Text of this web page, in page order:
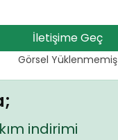
İletişime Geç
Görsel Yüklenmemiş
indirimi